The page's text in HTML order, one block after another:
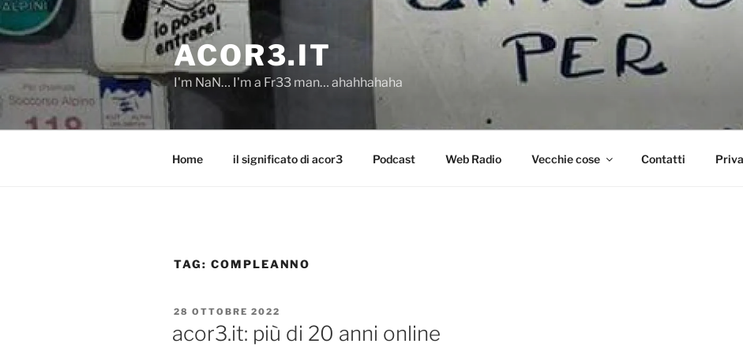
Salta
al
contenuto
ACOR3.IT
I'm NaN… I'm a Fr33 man… ahahhahaha
Home il significato di acor3 Podcast Web Radio Vecchie cose Contatti
TAG: COMPLEANNO
PUBBLICATO
28 OTTOBRE 2022
acor3.it: più di 20 anni online